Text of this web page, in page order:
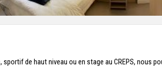
de haut niveau ou en stage au CREPS, nous